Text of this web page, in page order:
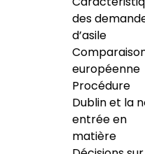
des
d’asile
européenne
Procédure
Dublin et la
entrée en
matière